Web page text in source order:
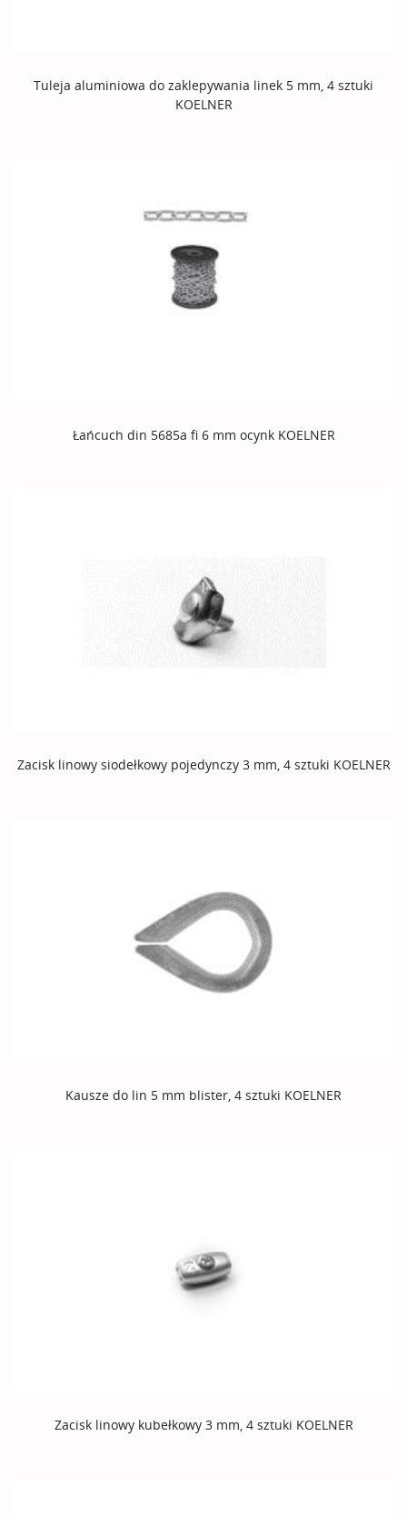
Tuleja aluminiowa do zaklepywania linek 5 mm, 4 sztuki
KOELNER
Łańcuch din 5685a fi 6 mm ocynk KOELNER
Zacisk linowy siodełkowy pojedynczy 3 mm, 4 sztuki KOELNER
Kausze do lin 5 mm blister, 4 sztuki KOELNER
Zacisk linowy kubełkowy 3 mm, 4 sztuki KOELNER